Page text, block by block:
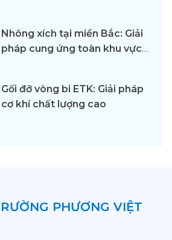
Nhông xích tại miền Bắc: Giải
pháp cung ứng toàn khu vực
Gối đỡ vòng bi ETK: Giải pháp
cơ khí chất lượng cao
PHƯƠNG VIỆT